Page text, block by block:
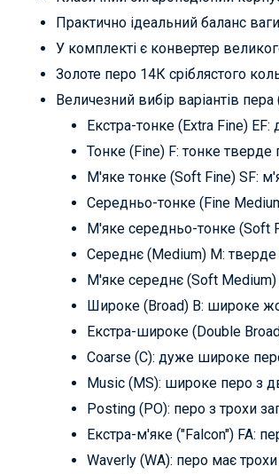
Практично ідеальний баланс
У комплекті є конвертер
Золоте перо 14К сріблястого
Величезний вибір варіантів
Екстра-тонке (Extra Fine)
Тонке (Fine) F: тонке
М'яке тонке (Soft Fine) SF:
Середньо-тонке (Fine
М'яке середньо-тонке (Soft
Середнє (Medium) M:
М'яке середнє (Soft
Широке (Broad) B: широке
Екстра-широке (Double
Coarse (C): дуже широке
Music (MS): широке перо з
Posting (PO): перо з трохи
Екстра-м'яке ("Falcon") FA:
Waverly (WA): перо має